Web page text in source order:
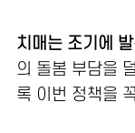
치매는 조기에
의 돌봄 부담을
록 이번 정책을